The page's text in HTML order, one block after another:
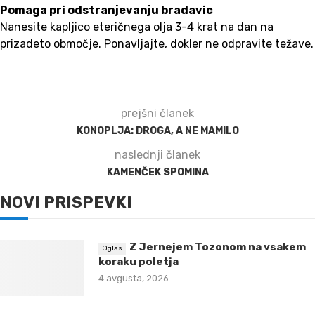
Pomaga pri odstranjevanju bradavic
Nanesite kapljico eteričnega olja 3-4 krat na dan na
prizadeto območje. Ponavljajte, dokler ne odpravite težave.
prejšni članek
KONOPLJA: DROGA, A NE MAMILO
naslednji članek
KAMENČEK SPOMINA
NOVI PRISPEVKI
Z Jernejem Tozonom na vsakem
koraku poletja
4 avgusta, 2026